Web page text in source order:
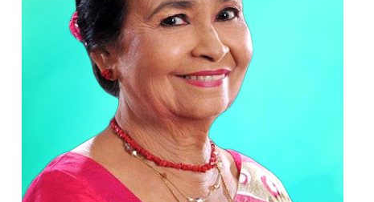
පද පෙළ
පෙළ
පද පෙළ
ගීතයේ පද පෙළ
පෙළ